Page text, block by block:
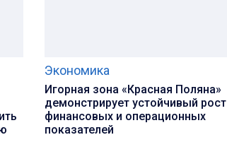
Экономика
Игорная зона «Красная Поляна»
демонстрирует устойчивый рост
финансовых и операционных
показателей